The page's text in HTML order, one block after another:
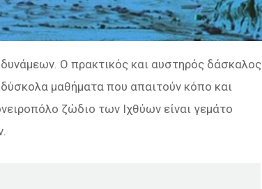
Ο πρακτικός και αυστηρός δάσκαλος
μαθήματα που απαιτούν κόπο και
ζώδιο των Ιχθύων είναι γεμάτο